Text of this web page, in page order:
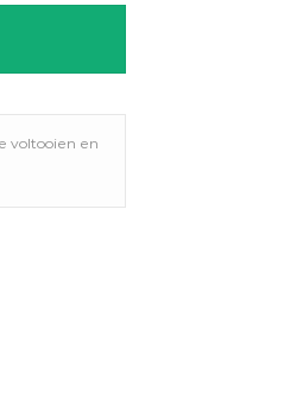
voltooien en